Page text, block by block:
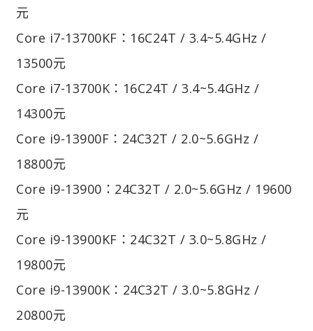
元
Core i7-13700KF：16C24T / 3.4~5.4GHz /
13500元
Core i7-13700K：16C24T / 3.4~5.4GHz /
14300元
Core i9-13900F：24C32T / 2.0~5.6GHz /
18800元
Core i9-13900：24C32T / 2.0~5.6GHz / 19600
元
Core i9-13900KF：24C32T / 3.0~5.8GHz /
19800元
Core i9-13900K：24C32T / 3.0~5.8GHz /
20800元